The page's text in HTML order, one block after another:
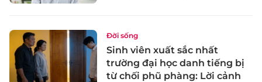
Đời sống
Sinh viên xuất sắc nhất
trường đại học danh tiếng bị
từ chối phũ phàng: Lời cảnh